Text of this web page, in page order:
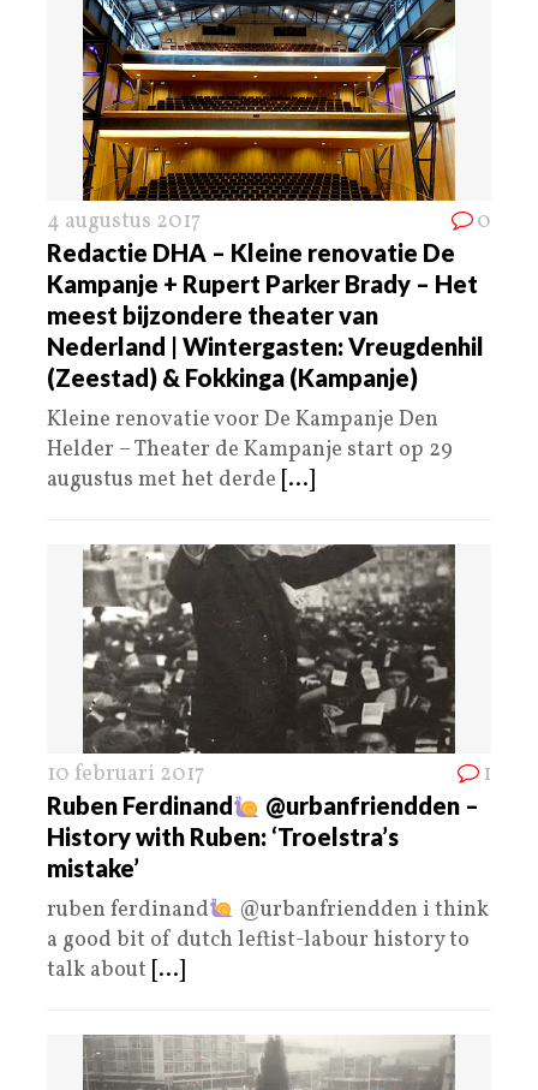
4 augustus 2017 0
Redactie DHA – Kleine renovatie De
Kampanje + Rupert Parker Brady – Het
meest bijzondere theater van
Nederland | Wintergasten: Vreugdenhil
(Zeestad) & Fokkinga (Kampanje)
Kleine renovatie voor De Kampanje Den
Helder – Theater de Kampanje start op 29
augustus met het derde [...]
10 februari 2017 1
Ruben Ferdinand
History with Ruben: ‘Troelstra’s
mistake’
ruben ferdinand
a good bit of dutch leftist-labour history to
talk about [...]